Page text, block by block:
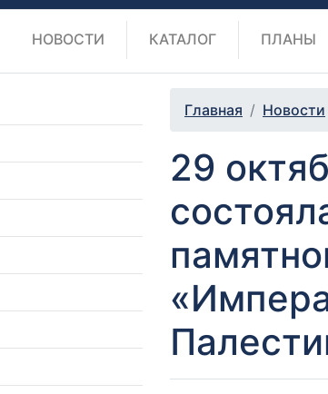
НОВОСТИ КАТАЛОГ ПЛАНЫ
Главная Новости
29